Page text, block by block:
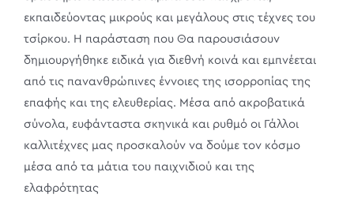
εκπαιδεύοντας μικρούς και μεγάλους στις τέχνες του
τσίρκου. Η παράσταση που Θα παρουσιάσουν
δημιουργήθηκε ειδικά για διεθνή κοινά και εμπνέεται
από τις πανανθρώπινες έννοιες της ισορροπίας της
επαφής και της ελευθερίας. Μέσα από ακροβατικά
σύνολα, ευφάνταστα σκηνικά και ρυθμό οι Γάλλοι
καλλιτέχνες μας προσκαλούν να δούμε τον κόσμο
μέσα από τα μάτια του παιχνιδιού και της
ελαφρότητας